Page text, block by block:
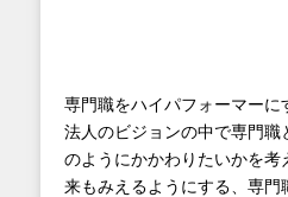
専門職をハイパフォーマーに
法人のビジョンの中で専門職
のようにかかわりたいかを考
来もみえるようにする、専門